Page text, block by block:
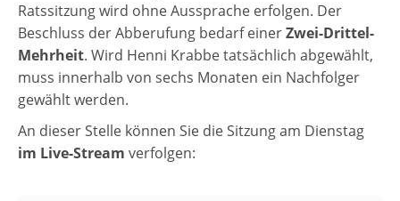
Ratssitzung wird ohne Aussprache erfolgen. Der
Beschluss der Abberufung bedarf einerZwei-Drittel-
Mehrheit. Wird Henni Krabbe tatsächlich abgewählt,
muss innerhalb von sechs Monaten ein Nachfolger
gewählt werden.
An dieser Stelle können Sie die Sitzung am Dienstag
im Live-Stream verfolgen: